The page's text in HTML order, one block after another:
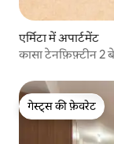
एर्मिटा में अपार्टमेंट
गेस्ट्स की फ़ेवरेट
गेस्ट्स की फ़ेवरेट